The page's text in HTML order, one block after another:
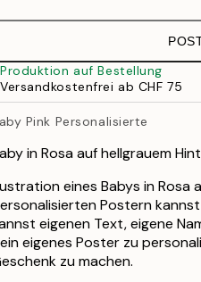
Produktion auf Bestellung
Versandkostenfrei ab CHF 75
Pink Personalisierte
in Rosa auf hellgrauem
eines Babys in
Postern
eigenen Text, eigene
eigenes Poster zu
zu machen.